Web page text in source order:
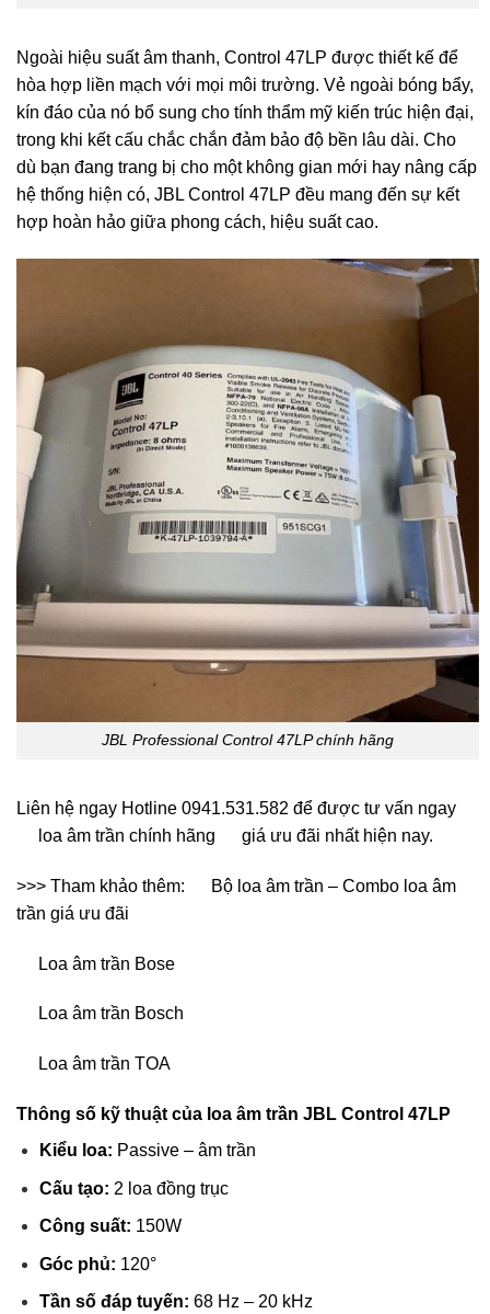
Ngoài hiệu suất âm thanh, Control 47LP được thiết kế để
hòa hợp liền mạch với mọi môi trường. Vẻ ngoài bóng bẩy,
kín đáo của nó bổ sung cho tính thẩm mỹ kiến ​​trúc hiện đại,
trong khi kết cấu chắc chắn đảm bảo độ bền lâu dài. Cho
dù bạn đang trang bị cho một không gian mới hay nâng cấp
hệ thống hiện có, JBL Control 47LP đều mang đến sự kết
hợp hoàn hảo giữa phong cách, hiệu suất cao.
JBL Professional Control 47LP chính hãng
Liên hệ ngay Hotline 0941.531.582 để được tư vấn ngay
loa âm trần chính hãng
giá ưu đãi nhất hiện nay.
>>> Tham khảo thêm:
Bộ loa âm trần – Combo loa âm
trần giá ưu đãi
Loa âm trần Bose
Loa âm trần Bosch
Loa âm trần TOA
Thông số kỹ thuật của loa âm trần JBL Control 47LP
Kiểu loa: Passive – âm trần
Cấu tạo: 2 loa đồng trục
Công suất: 150W
Góc phủ: 120°
Tần số đáp tuyến: 68 Hz – 20 kHz